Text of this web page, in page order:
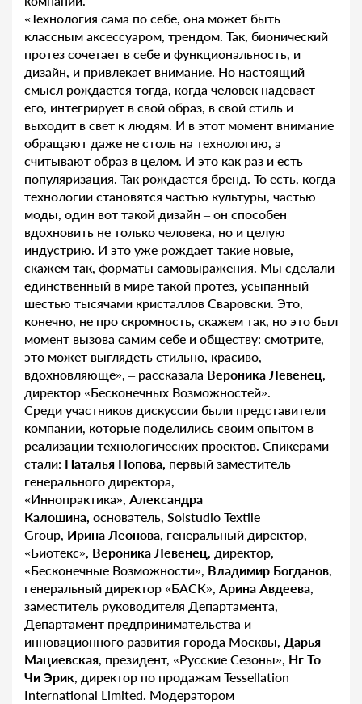
«Технология сама по себе, она может быть
классным аксессуаром, трендом. Так, бионический
протез сочетает в себе и функциональность, и
дизайн, и привлекает внимание. Но настоящий
смысл рождается тогда, когда человек надевает
его, интегрирует в свой образ, в свой стиль и
выходит в свет к людям. И в этот момент внимание
обращают даже не столь на технологию, а
считывают образ в целом. И это как раз и есть
популяризация. Так рождается бренд. То есть, когда
технологии становятся частью культуры, частью
моды, один вот такой дизайн – он способен
вдохновить не только человека, но и целую
индустрию. И это уже рождает такие новые,
скажем так, форматы самовыражения. Мы сделали
единственный в мире такой протез, усыпанный
шестью тысячами кристаллов Сваровски. Это,
конечно, не про скромность, скажем так, но это был
момент вызова самим себе и обществу: cмотрите,
это может выглядеть стильно, красиво,
вдохновляюще», – рассказала Вероника Левенец,
директор «Бесконечных Возможностей».
Среди участников дискуссии были представители
компании, которые поделились своим опытом в
реализации технологических проектов. Спикерами
стали: Наталья Попова, первый заместитель
генерального директора,
«Иннопрактика», Александра
Калошина, основатель, Solstudio Textile
Group, Ирина Леонова, генеральный директор,
«Биотекс», Вероника Левенец, директор,
«Бесконечные Возможности», Владимир Богданов,
генеральный директор «БАСК», Арина Авдеева,
заместитель руководителя Департамента,
Департамент предпринимательства и
инновационного развития города Москвы, Дарья
Мациевская, президент, «Русские Сезоны», Нг То
Чи Эрик, директор по продажам Tessellation
International Limited. Модератором